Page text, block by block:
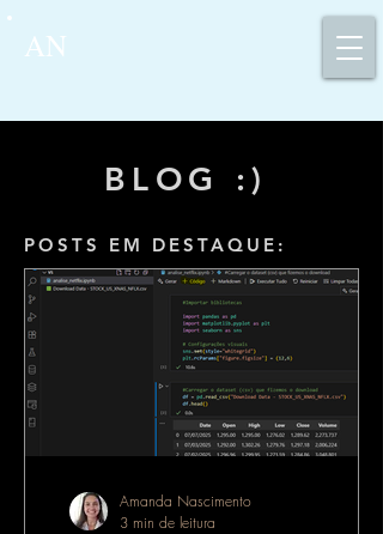
AN
BLOG :)
POSTS EM DESTAQUE:
Amanda Nascimento
3 min de leitura